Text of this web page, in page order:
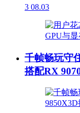
3 08.03
千帧畅玩守
搭配RX